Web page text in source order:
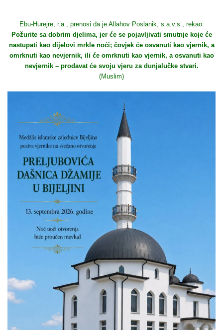
Ebu-Hurejre, r.a., prenosi da je Allahov Poslanik, s.a.v.s., rekao:
Požurite sa dobrim djelima, jer će se pojavljivati smutnje koje će
nastupati kao dijelovi mrkle noći; čovjek će osvanuti kao vjernik, a
omrknuti kao nevjernik, ili će omrknuti kao vjernik, a osvanuti kao
nevjernik – prodavat će svoju vjeru za dunjalučke stvari.
(Muslim)